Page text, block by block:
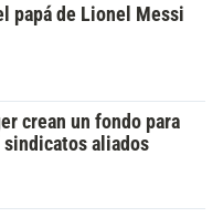
papá de Lionel Messi
crean un fondo para
sindicatos aliados